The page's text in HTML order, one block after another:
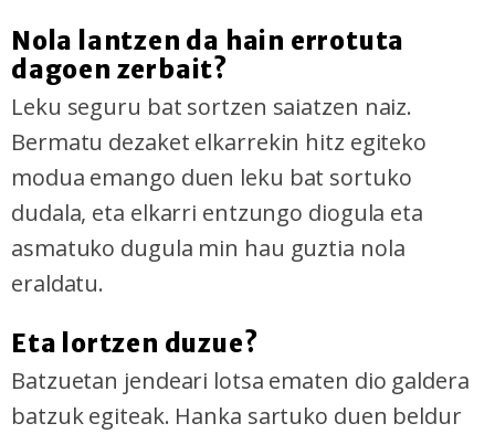
Nola lantzen da hain errotuta
dagoen zerbait?
Leku seguru bat sortzen saiatzen naiz.
Bermatu dezaket elkarrekin hitz egiteko
modua emango duen leku bat sortuko
dudala, eta elkarri entzungo diogula eta
asmatuko dugula min hau guztia nola
eraldatu.
Eta lortzen duzue?
Batzuetan jendeari lotsa ematen dio galdera
batzuk egiteak. Hanka sartuko duen beldur